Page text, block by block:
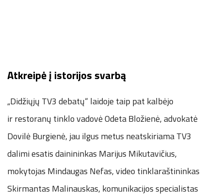
Atkreipė į istorijos svarbą
„Didžiųjų TV3 debatų“ laidoje taip pat kalbėjo
ir restoranų tinklo vadovė Odeta Bložienė, advokatė
Dovilė Burgienė, jau ilgus metus neatskiriama TV3
dalimi esatis dainininkas Marijus Mikutavičius,
mokytojas Mindaugas Nefas, video tinklaraštininkas
Skirmantas Malinauskas, komunikacijos specialistas